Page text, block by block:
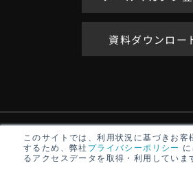
このサイトでは、利用状況に基づきお
するため、弊社 プライバシーポリシー
るアクセスデータを取得・利用していま
資料ダウンロー
アクセシビリティポリシー
サイトマップ
プライバシーポリシー